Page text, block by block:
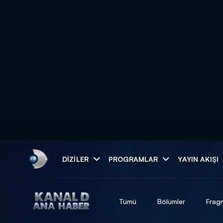
DIZILER PROGRAMLAR YAYIN AKIŞI
Tümü Bölümler